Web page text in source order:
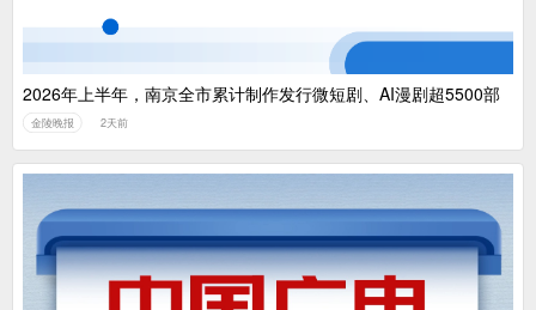
2026年上半年，南京全市累计制作发行微短剧、AI漫剧超5500部
金陵晚报 2天前